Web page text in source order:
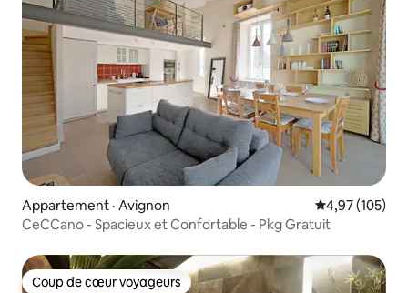
Appartement · Avignon Note
4,97 (105)
CeCCano - Spacieux et Confortable - Pkg Gratuit
Coup de cœur voyageurs